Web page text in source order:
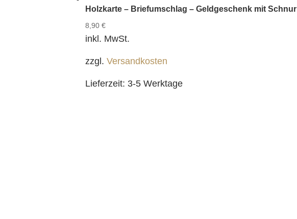
Holzkarte – Briefumschlag – Geldgeschenk mit Schnur
8,90€
inkl. MwSt.
zzgl.Versandkosten
Lieferzeit: 3-5 Werktage